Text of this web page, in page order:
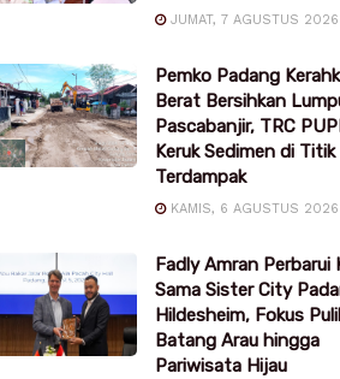
JUMAT, 7 AGUSTUS
Pemko Padang
Berat Bersihkan
Pascabanjir, TRC
Keruk Sedimen di Titik
Terdampak
KAMIS, 6 AGUSTUS
Fadly Amran Perbarui
Sama Sister City
Hildesheim, Fokus
Batang Arau hingga
Pariwisata Hijau